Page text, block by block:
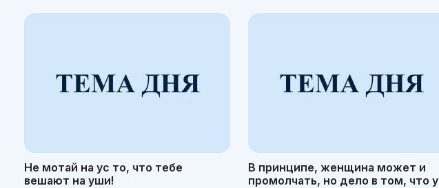
Не мотай на ус то, что тебе
вешают на уши!
В принципе, женщина может и
промолчать, но дело в том, что у